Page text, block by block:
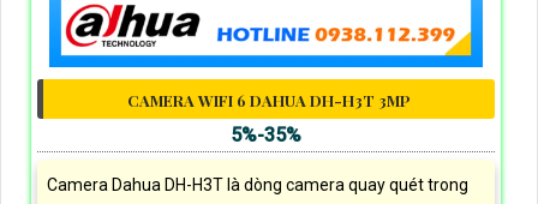
CAMERA WIFI 6 DAHUA DH-H3T 3MP
5%-35%
Camera Dahua DH-H3T là dòng camera quay quét trong